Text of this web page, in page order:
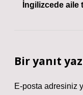
İngilizcede aile
Bir yanıt
E-posta adresiniz